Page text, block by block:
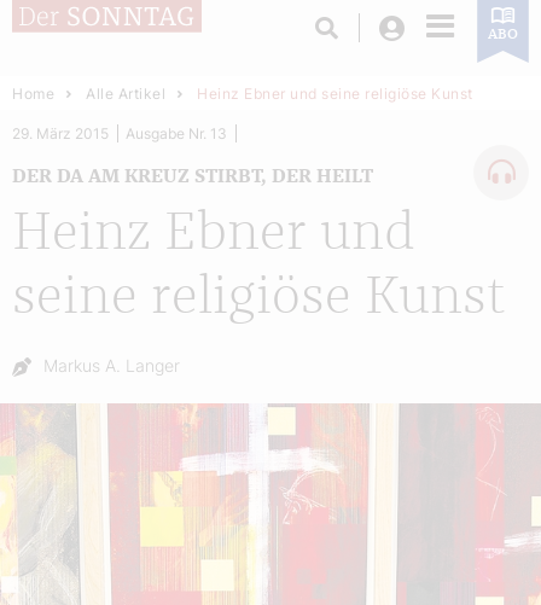
Login ABO
Home Alle Artikel Heinz Ebner und seine religiöse Kunst
Heinz Ebner und
seine religiöse Kunst
DER DA AM KREUZ STIRBT, DER HEILT
29. März 2015 Ausgabe Nr. 13
Autor:
Markus A. Langer